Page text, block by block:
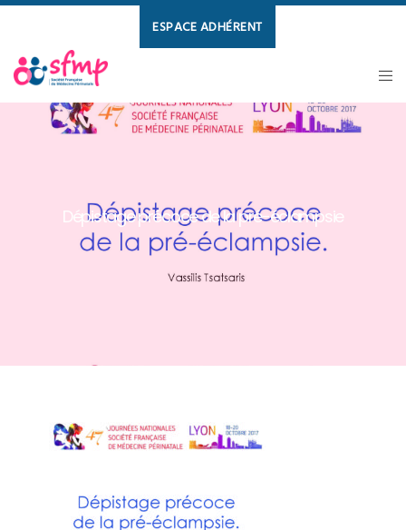
ESPACE ADHÉRENT
Dépistage précoce de la pré-éclampsie